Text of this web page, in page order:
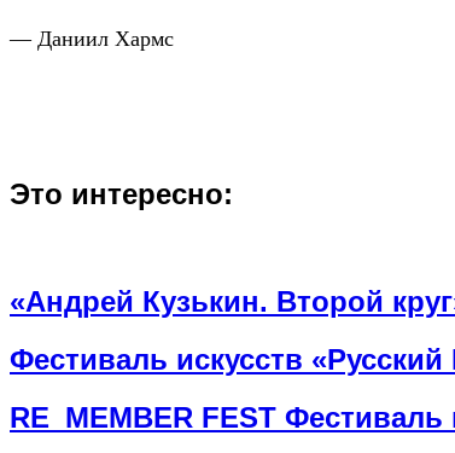
— Даниил Хармс
Это интересно:
«Андрей Кузькин. Второй
Фестиваль искусств
RE_MEMBER FEST